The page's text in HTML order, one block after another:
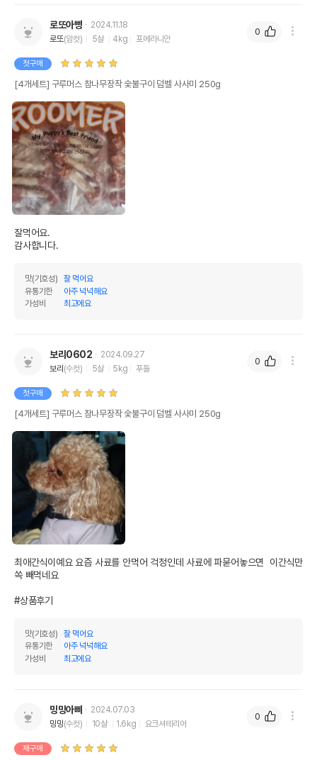
로또아빵
2024.11.18
로또(암컷) 5살 4kg 포메라니안
첫구매
[4개세트] 구루머스 참나무장작 숯불구이 덤벨 사사미 250g
잘먹어요.
감사합니다.
맛(기호성)
잘 먹어요
유통기한
아주 넉넉해요
가성비
최고에요
0
보리0602
2024.09.27
보리(수컷) 5살 5kg 푸들
첫구매
[4개세트] 구루머스 참나무장작 숯불구이 덤벨 사사미 250g
최애간식이예요 요즘 사료를 안먹어 걱정인데 사료에 파묻어놓으면  이간식만
쏙 빼먹네요
#상품후기
맛(기호성)
잘 먹어요
유통기한
아주 넉넉해요
가성비
최고에요
0
밍밍아빠
2024.07.03
밍밍(수컷) 10살 1.6kg 요크셔테리어
재구매
0